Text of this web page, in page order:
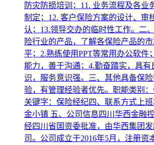
防灾防损培训；11. 业务流程及各业
制定；12. 客户保险方案的设计、审
认；13.领导交办的临时性工作。二
险行业的产品，了解各保险产品的
平；2.熟练使用PPT等常用办公软件
能力，善于沟通；4.勤奋踏实，具有
识，服务意识强。三、其他具备保
验，有管理经验者优先。职能类别
关键字：保险经纪四、联系方式上
金小镇 五、公司信息四川华西金融
经四川省国资委批准，由华西集团
司。公司成立于2016年5月，注册资